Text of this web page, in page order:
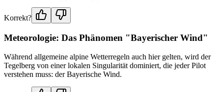
Korrekt?
Meteorologie: Das Phänomen "Bayerischer Wind"
Während allgemeine alpine Wetterregeln auch hier gelten, wird der
Tegelberg von einer lokalen Singularität dominiert, die jeder Pilot
verstehen muss: der Bayerische Wind.